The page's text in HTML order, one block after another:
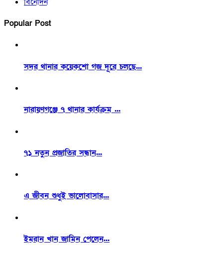
Popular Post
সদর থানার কয়েকশো গজ দূরে চলছে...
নারায়ণগঞ্জে ৭ থানার কার্যক্রম ...
৭১ নতুন প্রজাতির সন্ধান...
এ জীবন শুধুই ভালোবাসার...
ইমরান খান জামিন পেলেন...